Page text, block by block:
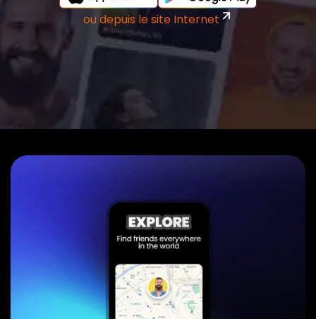
ou depuis le site Internet